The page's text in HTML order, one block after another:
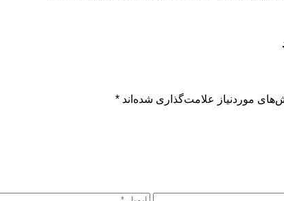
موردنیاز علامت‌گذاری شده‌اند *